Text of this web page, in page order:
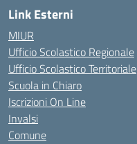
Link Esterni
MIUR
Ufficio Scolastico Regionale
Ufficio Scolastico Territoriale
Scuola in Chiaro
Iscrizioni On Line
Invalsi
Comune